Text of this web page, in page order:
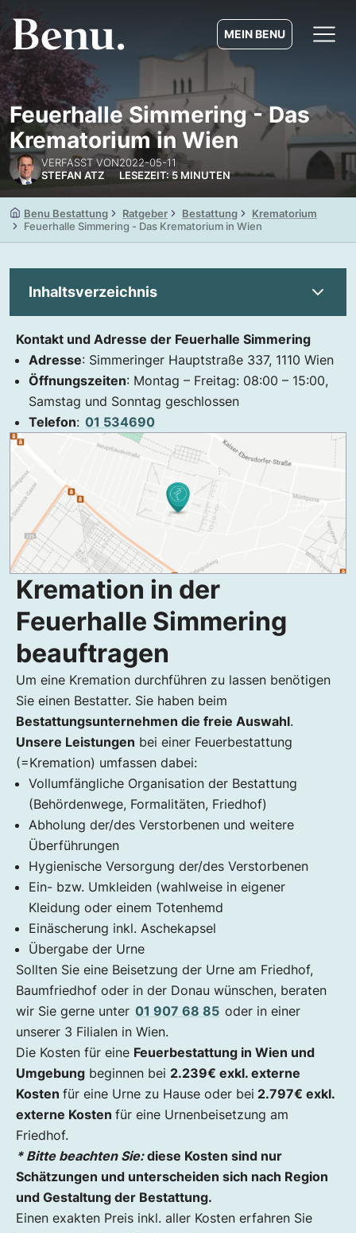
MEIN BENU
Feuerhalle Simmering - Das
Krematorium in Wien
VERFASST VON
STEFAN ATZ
2022-05-11
LESEZEIT: 5 MINUTEN
Benu Bestattung Ratgeber Bestattung
Krematorium
Feuerhalle Simmering - Das Krematorium in Wien
Inhaltsverzeichnis
Kremation in der Feuerhalle Simmering
beauftragen
Kremation in der Feuerhalle Simmering
Kosten Feuerhalle Simmering
Welche Kosten fallen bei einer Verbrennung im
Krematorium Wien an?
Krematorium Wien
So entstand das Krematorium in Wien
Leistungen der Feuerhalle Simmering
Feuerhalle Wien – Bestattungen
Wer wurde kürzlich kremiert? – Traueranzeigen
aus Wien und Umgebung
Kontakt und Adresse der Feuerhalle Simmering
Adresse: Simmeringer Hauptstraße 337, 1110 Wien
Öffnungszeiten: Montag – Freitag: 08:00 – 15:00,
Samstag und Sonntag geschlossen
Telefon: 01 534690
Kremation in der
Feuerhalle Simmering
beauftragen
Um eine Kremation durchführen zu lassen benötigen
Sie einen Bestatter. Sie haben beim
Bestattungsunternehmen die freie Auswahl.
Unsere Leistungen bei einer Feuerbestattung
(=Kremation) umfassen dabei:
Vollumfängliche Organisation der Bestattung
(Behördenwege, Formalitäten, Friedhof)
Abholung der/des Verstorbenen und weitere
Überführungen
Hygienische Versorgung der/des Verstorbenen
Ein- bzw. Umkleiden (wahlweise in eigener
Kleidung oder einem Totenhemd
Einäscherung inkl. Aschekapsel
Übergabe der Urne
Sollten Sie eine Beisetzung der Urne am Friedhof,
Baumfriedhof oder in der Donau wünschen, beraten
wir Sie gerne unter 01 907 68 85 oder in einer
unserer 3 Filialen in Wien.
Die Kosten für eine Feuerbestattung in Wien und
Umgebung beginnen bei 2.239€ exkl. externe
Kosten für eine Urne zu Hause oder bei 2.797€ exkl.
externe Kosten für eine Urnenbeisetzung am
Friedhof.
* Bitte beachten Sie:diese Kosten sind nur
Schätzungen und unterscheiden sich nach Region
und Gestaltung der Bestattung.
Einen exakten Preis inkl. aller Kosten erfahren Sie